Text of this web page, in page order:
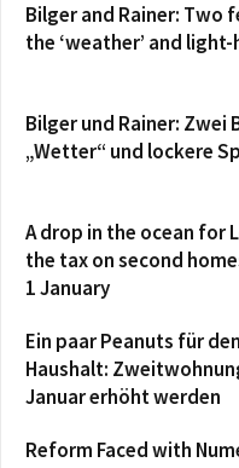
Bilger and Rainer: Two
the ‘weather’ and
Bilger und Rainer: Zwei
„Wetter“ und lockere
A drop in the ocean for
the tax on second
1 January
Ein paar Peanuts für
Haushalt:
Januar erhöht werden
Reform Faced with